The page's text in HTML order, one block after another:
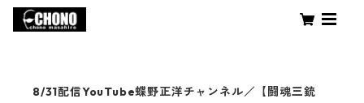
8/31配信YouTube蝶野正洋チャンネル／【闘魂三銃